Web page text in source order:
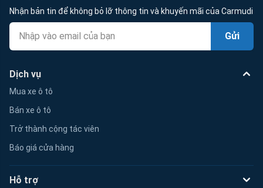
Nhận bản tin để không bỏ lỡ thông tin và khuyến mãi của Carmudi
Gửi
Dịch vụ
Mua xe ô tô
Bán xe ô tô
Trở thành cộng tác viên
Báo giá cửa hàng
Hỗ trợ